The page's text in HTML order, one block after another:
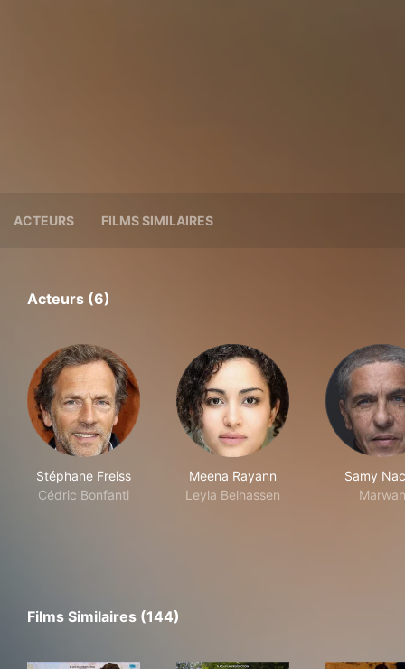
ACTEURS FILMS SIMILAIRES
Acteurs (6)
Stéphane Freiss
Cédric Bonfanti
Meena Rayann
Leyla Belhassen
Samy
Marwan
Films Similaires (144)